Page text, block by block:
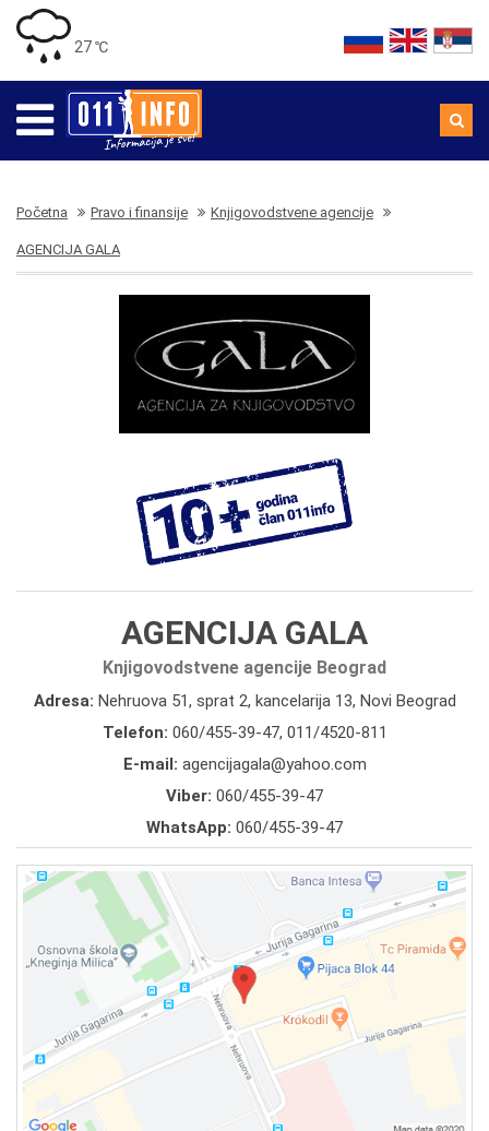
27 ℃
Početna Pravo i finansije Knjigovodstvene agencije
AGENCIJA GALA
AGENCIJA GALA
Knjigovodstvene agencije Beograd
Adresa: Nehruova 51, sprat 2, kancelarija 13, Novi Beograd
Telefon: 060/455-39-47, 011/4520-811
E-mail: agencijagala@yahoo.com
Viber: 060/455-39-47
WhatsApp: 060/455-39-47